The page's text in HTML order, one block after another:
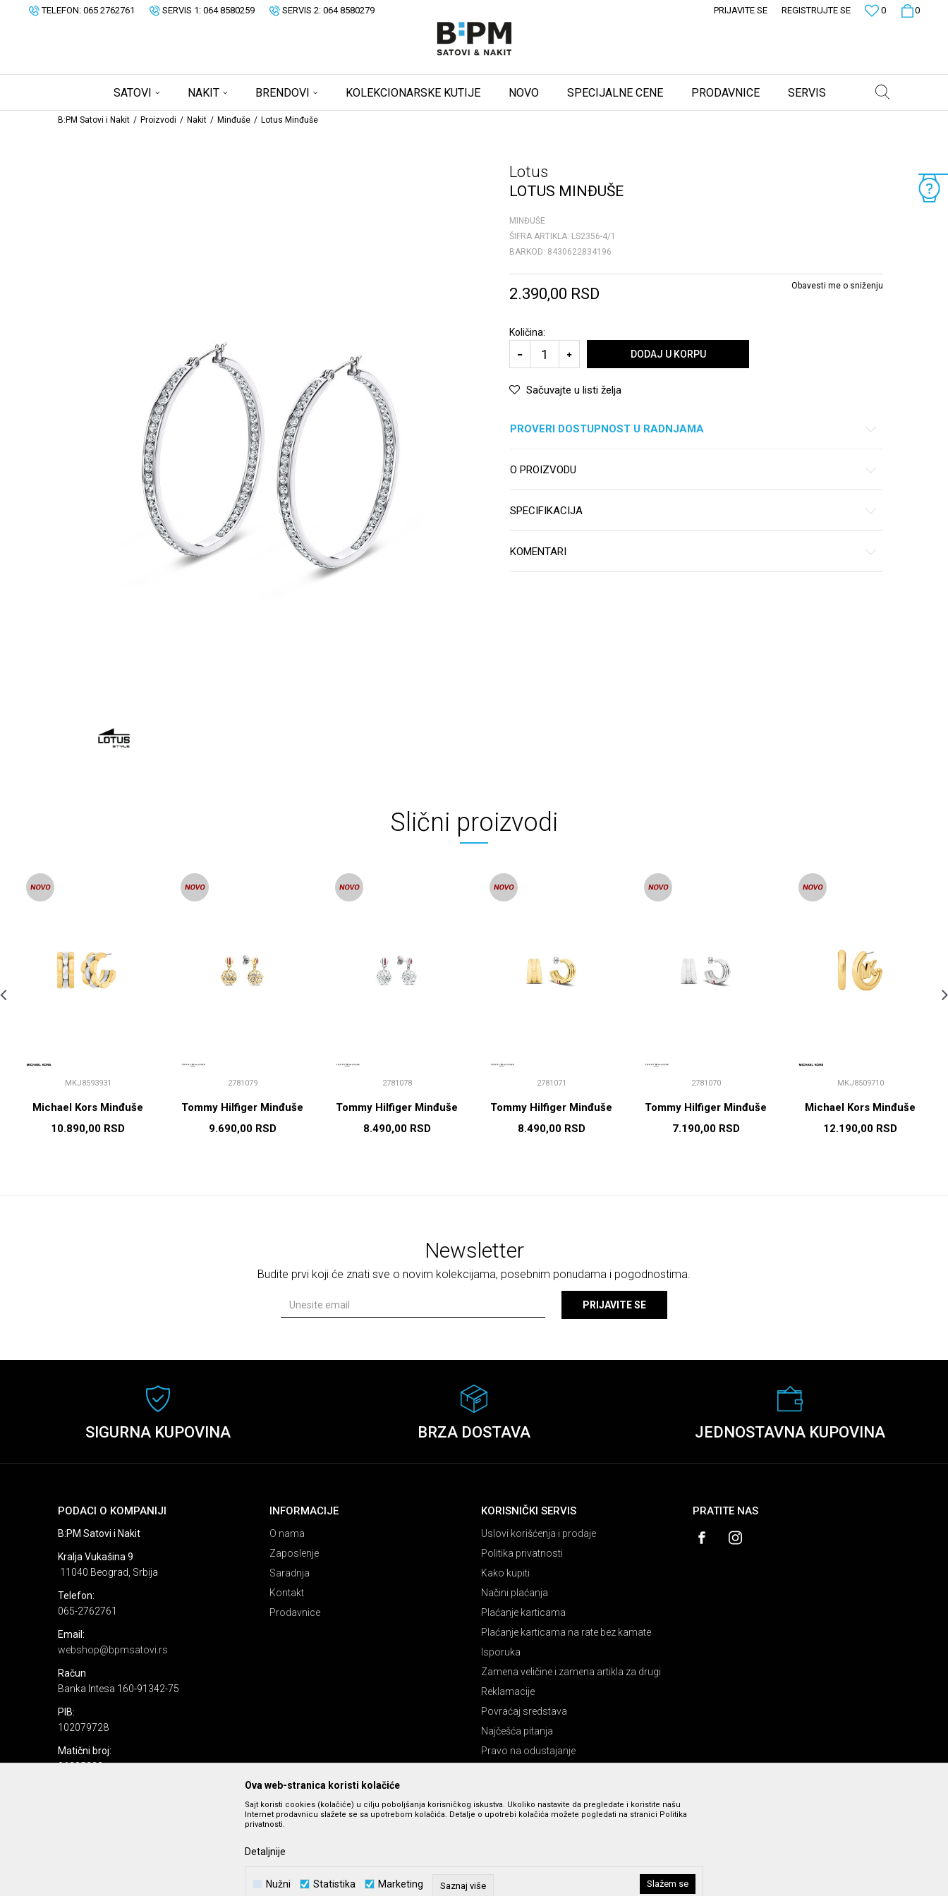
TELEFON: 065 2762761 SERVIS 1: 064 8580259 SERVIS 2: 064 8580279 0
0
PRIJAVITE SE REGISTRUJTE SE
SATOVI NAKIT BRENDOVI KOLEKCIONARSKE KUTIJE NOVO SPECIJALNE CENE PRODAVNICE SERVIS
B:PM Satovi i Nakit Proizvodi Nakit Minđuše Lotus Minđuše
Lotus
LOTUS MINĐUŠE
MINĐUŠE
ŠIFRA ARTIKLA: LS2356-4/1
BARKOD: 8430622834196
2.390,00 RSD Obavesti me o sniženju
Količina:
DODAJ U KORPU
Sačuvajte u listi želja
PROVERI DOSTUPNOST U RADNJAMA
O PROIZVODU
SPECIFIKACIJA
KOMENTARI
Slični proizvodi
MKJ8593931
Michael Kors Minđuše
10.890,00 RSD
2781079
Tommy Hilfiger Minđuše
9.690,00 RSD
2781078
Tommy Hilfiger Minđuše
8.490,00 RSD
2781071
Tommy Hilfiger Minđuše
8.490,00 RSD
2781070
Tommy Hilfiger Minđuše
7.190,00 RSD
MKJ8509710
Michael Kors Minđuše
12.190,00 RSD
Newsletter
Budite prvi koji će znati sve o novim kolekcijama, posebnim ponudama i pogodnostima.
PRIJAVITE SE
SIGURNA KUPOVINA BRZA DOSTAVA JEDNOSTAVNA KUPOVINA
PODACI O KOMPANIJI
B:PM Satovi i Nakit
Kralja Vukašina 9
11040 Beograd, Srbija
Telefon:
065-2762761
Email:
webshop@bpmsatovi.rs
Račun
Banka Intesa 160-91342-75
PIB:
102079728
Matični broj:
06205232
INFORMACIJE
O nama
Zaposlenje
Saradnja
Kontakt
Prodavnice
KORISNIČKI SERVIS
Uslovi korišćenja i prodaje
Politika privatnosti
Kako kupiti
Načini plaćanja
Plaćanje karticama
Plaćanje karticama na rate bez kamate
Isporuka
Zamena veličine i zamena artikla za drugi
Reklamacije
Povraćaj sredstava
Najčešća pitanja
Pravo na odustajanje
PRATITE NAS
podrazumeva se da su dostupni u svakom trenutku. Raspoloživost robe možete proveriti pozivom na broj 011 369 4000.
Ova web-stranica koristi kolačiće
Sajt koristi cookies (kolačiće) u cilju poboljšanja korisničkog iskustva. Ukoliko nastavite da pregledate i koristite našu
Internet prodavnicu slažete se sa upotrebom kolačića. Detalje o upotrebi kolačića možete pogledati na stranici Politika
privatnosti.
Detaljnije
Nužni Statistika Marketing Saznaj više Slažem se